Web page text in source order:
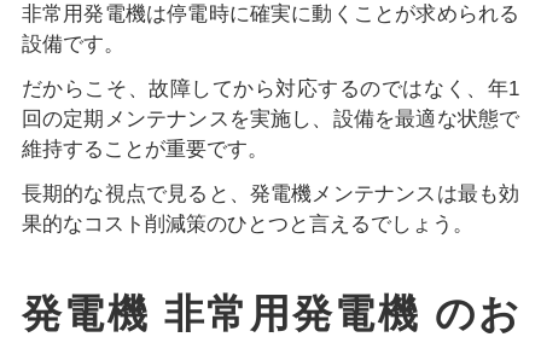
非常用発電機は停電時に確実に動くことが求められる
設備です。
だからこそ、故障してから対応するのではなく、年1
回の定期メンテナンスを実施し、設備を最適な状態で
維持することが重要です。
長期的な視点で見ると、発電機メンテナンスは最も効
果的なコスト削減策のひとつと言えるでしょう。
発電機 非常用発電機 のお